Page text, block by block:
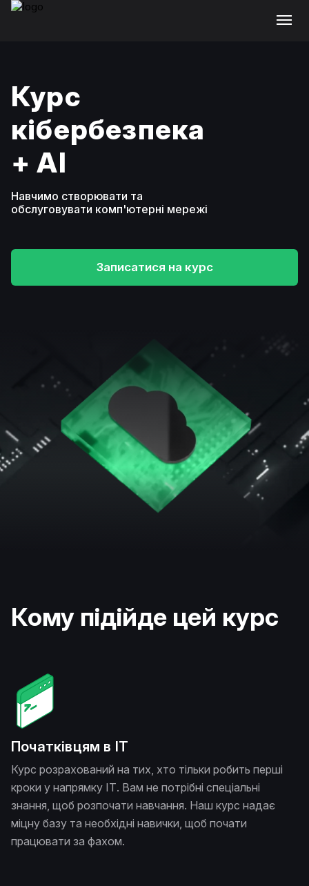
Курс
кібербезпека
+ АІ
Навчимо створювати та
обслуговувати комп'ютерні мережі
Записатися на курс
Кому підійде цей курс
Початківцям в ІТ
Курс розрахований на тих, хто тільки робить перші
кроки у напрямку ІТ. Вам не потрібні спеціальні
знання, щоб розпочати навчання. Наш курс надає
міцну базу та необхідні навички, щоб почати
працювати за фахом.